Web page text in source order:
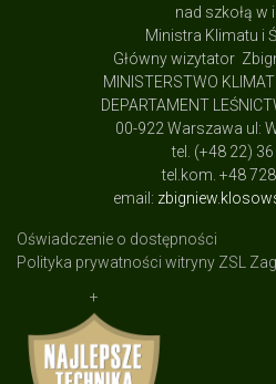
nad szkołą w
Ministra Klimatu i
Główny wizytator
MINISTERSTWO
DEPARTAMENT
00-922 Warszawa ul:
tel. (+48 22)
tel.kom. +48
email:
Oświadczenie o dostępności
Polityka prywatności witryny ZSL
+